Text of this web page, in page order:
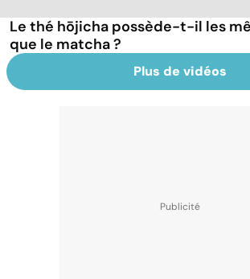
Le thé hōjicha possède-t-il les
que le matcha ?
Plus de vidéos